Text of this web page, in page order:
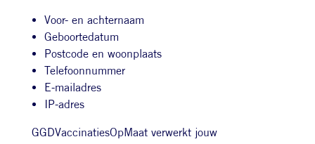
Voor- en achternaam
Geboortedatum
Postcode en woonplaats
Telefoonnummer
E-mailadres
IP-adres
GGDVaccinatiesOpMaat verwerkt jouw